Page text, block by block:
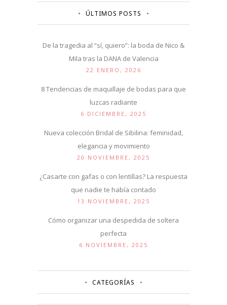
ÚLTIMOS POSTS
De la tragedia al “sí, quiero”: la boda de Nico &
Mila tras la DANA de Valencia
22 ENERO, 2026
8 Tendencias de maquillaje de bodas para que
luzcas radiante
6 DICIEMBRE, 2025
Nueva colección Bridal de Sibilina: feminidad,
elegancia y movimiento
20 NOVIEMBRE, 2025
¿Casarte con gafas o con lentillas? La respuesta
que nadie te había contado
13 NOVIEMBRE, 2025
Cómo organizar una despedida de soltera
perfecta
6 NOVIEMBRE, 2025
CATEGORÍAS